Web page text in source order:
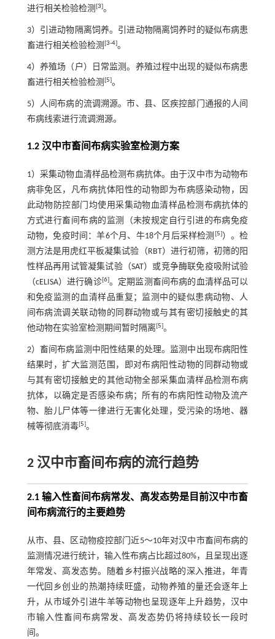
进行相关检验检测 [3]。
3）引进动物隔离饲养。引进动物隔离饲养时的疑似布病患
畜进行相关检验检测 [3-4]。
4）养殖场（户）日常监测。养殖过程中出现的疑似布病患
畜进行相关检验检测 [5]。
5）人间布病的流调溯源。市、县、区疾控部门通报的人间
布病线索进行流调溯源。
1.2 汉中市畜间布病实验室检测方案
1）采集动物血清样品检测布病抗体。由于汉中市为动物布
病非免区，凡布病抗体阳性的动物即为布病感染动物，因
此动物防控部门均使用采集动物血清样品检测布病抗体的
方式进行畜间布病的监测（未按规定自行引进的布病免疫
动物，免疫时间：羊6个月、牛18个月后采样检测 [5]）。检
测方法是用虎红平板凝集试验（RBT）进行初筛，初筛的阳
性样品再用试管凝集试验（SAT）或竞争酶联免疫吸附试验
（cELISA）进行确诊[6]。定期监测畜间布病的血清样品可以
和免疫监测的血清样品重复；监测中的疑似患病动物、人
间布病流调关联动物的同群动物或与其有密切接触史的其
他动物在实验室检测期间暂时隔离[5]。
2）畜间布病监测中阳性结果的处理。监测中出现布病阳性
结果时，扩大监测范围，即对布病阳性动物的同群动物或
与其有密切接触史的其他动物全部采集血清样品检测布病
抗体，以确定是否感染布病；所有的布病阳性动物及流产
物、胎儿尸体等一律进行无害化处理，受污染的场地、器
械等彻底消毒[5]。
2 汉中市畜间布病的流行趋势
2.1 输入性畜间布病常发、高发态势是目前汉中市畜
间布病流行的主要趋势
从市、县、区动物疫控部门近5～10年对汉中市畜间布病的
监测情况进行统计，输入性布病占比超过80%，且呈现出逐
年常发、高发态势。随着乡村振兴战略的深入推进，年青
一代回乡创业的热潮持续旺盛，动物养殖的量还会逐年上
升，从市域外引进牛羊等动物也呈现逐年上升趋势，汉中
市输入性畜间布病常发、高发态势仍将持续较长一段时
间。